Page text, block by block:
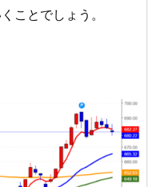
ことでしょう。